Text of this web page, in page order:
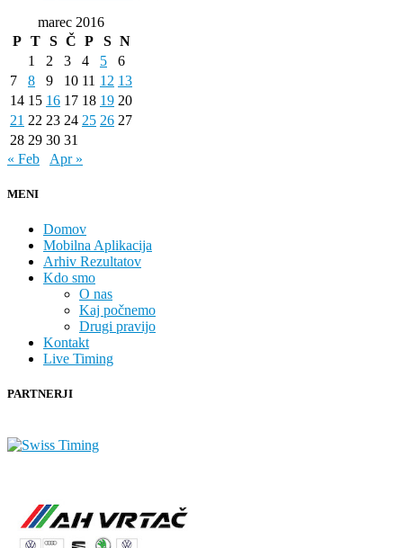
marec 2016
P T S Č P S N
1
2 3 4 5
6
7
8 9 10 11 12 13
14 15 16 17 18 19 20
21 22 23 24 25 26 27
28 29 30 31
« Feb
Apr »
MENI
Domov
Mobilna Aplikacija
Arhiv Rezultatov
Kdo smo
O nas
Kaj počnemo
Drugi pravijo
Kontakt
Live Timing
PARTNERJI